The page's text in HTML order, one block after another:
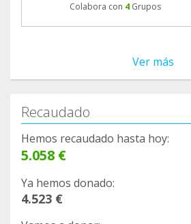
Colabora con 4 Grupos
Ver más
Recaudado
Hemos recaudado hasta hoy:
5.058 €
Ya hemos donado:
4.523 €